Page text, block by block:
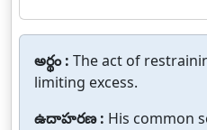
అర్థం : The act of
limiting excess.
ఉదాహరణ : His common